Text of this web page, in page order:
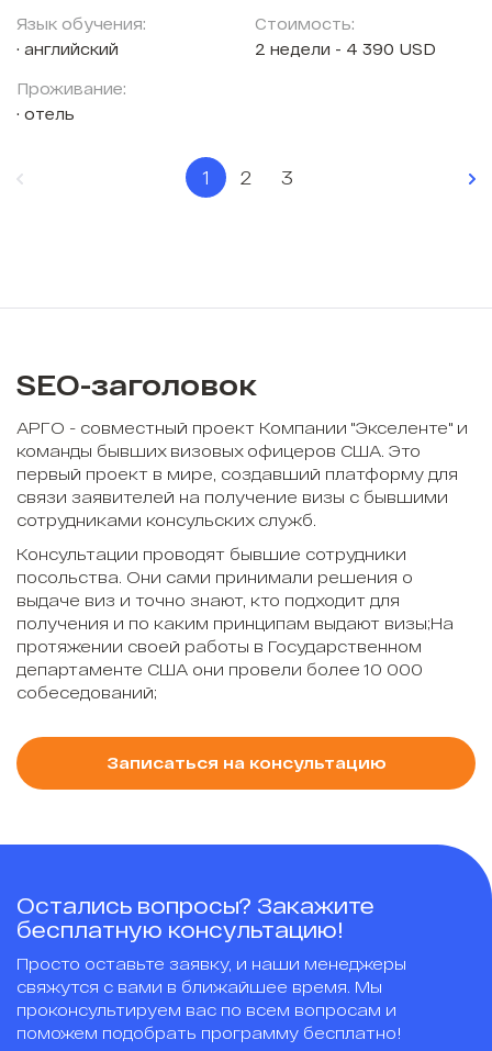
Язык обучения:
английский
Проживание:
отель
Стоимость:
2 недели - 4 390 USD
1 2 3
SEO-заголовок
АРГО - совместный проект Компании "Экселенте" и
команды бывших визовых офицеров США. Это
первый проект в мире, создавший платформу для
связи заявителей на получение визы с бывшими
сотрудниками консульских служб.
Консультации проводят бывшие сотрудники
посольства. Они сами принимали решения о
выдаче виз и точно знают, кто подходит для
получения и по каким принципам выдают визы;На
протяжении своей работы в Государственном
департаменте США они провели более 10 000
собеседований;
Записаться на консультацию
Остались вопросы? Закажите
бесплатную консультацию!
Просто оставьте заявку, и наши менеджеры
свяжутся с вами в ближайшее время. Мы
проконсультируем вас по всем вопросам и
поможем подобрать программу бесплатно!